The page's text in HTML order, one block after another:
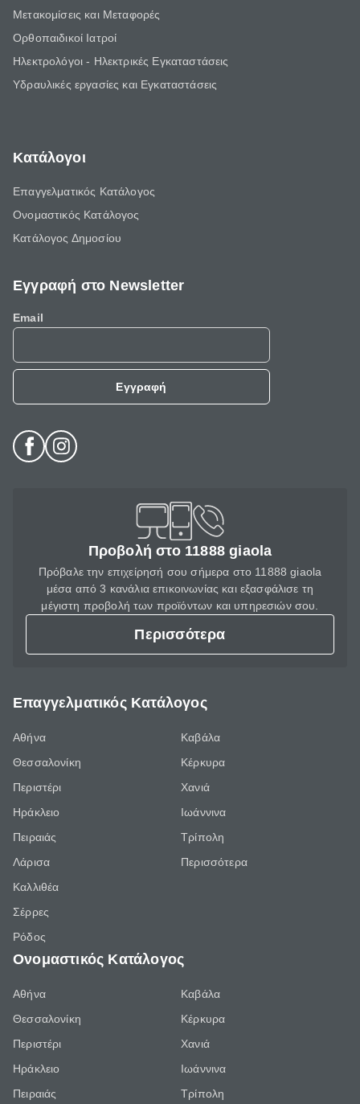
Μετακομίσεις και Μεταφορές
Ορθοπαιδικοί Ιατροί
Ηλεκτρολόγοι - Ηλεκτρικές Εγκαταστάσεις
Υδραυλικές εργασίες και Εγκαταστάσεις
Κατάλογοι
Επαγγελματικός Κατάλογος
Ονομαστικός Κατάλογος
Κατάλογος Δημοσίου
Εγγραφή στο Newsletter
Email
Εγγραφή
Προβολή στο 11888 giaola
Πρόβαλε την επιχείρησή σου σήμερα στο 11888 giaola
μέσα από 3 κανάλια επικοινωνίας και εξασφάλισε τη
μέγιστη προβολή των προϊόντων και υπηρεσιών σου.
Περισσότερα
Επαγγελματικός Κατάλογος
Αθήνα
Θεσσαλονίκη
Περιστέρι
Ηράκλειο
Πειραιάς
Λάρισα
Καλλιθέα
Σέρρες
Ρόδος
Καβάλα
Κέρκυρα
Χανιά
Ιωάννινα
Τρίπολη
Περισσότερα
Ονομαστικός Κατάλογος
Αθήνα
Θεσσαλονίκη
Περιστέρι
Ηράκλειο
Πειραιάς
Καβάλα
Κέρκυρα
Χανιά
Ιωάννινα
Τρίπολη